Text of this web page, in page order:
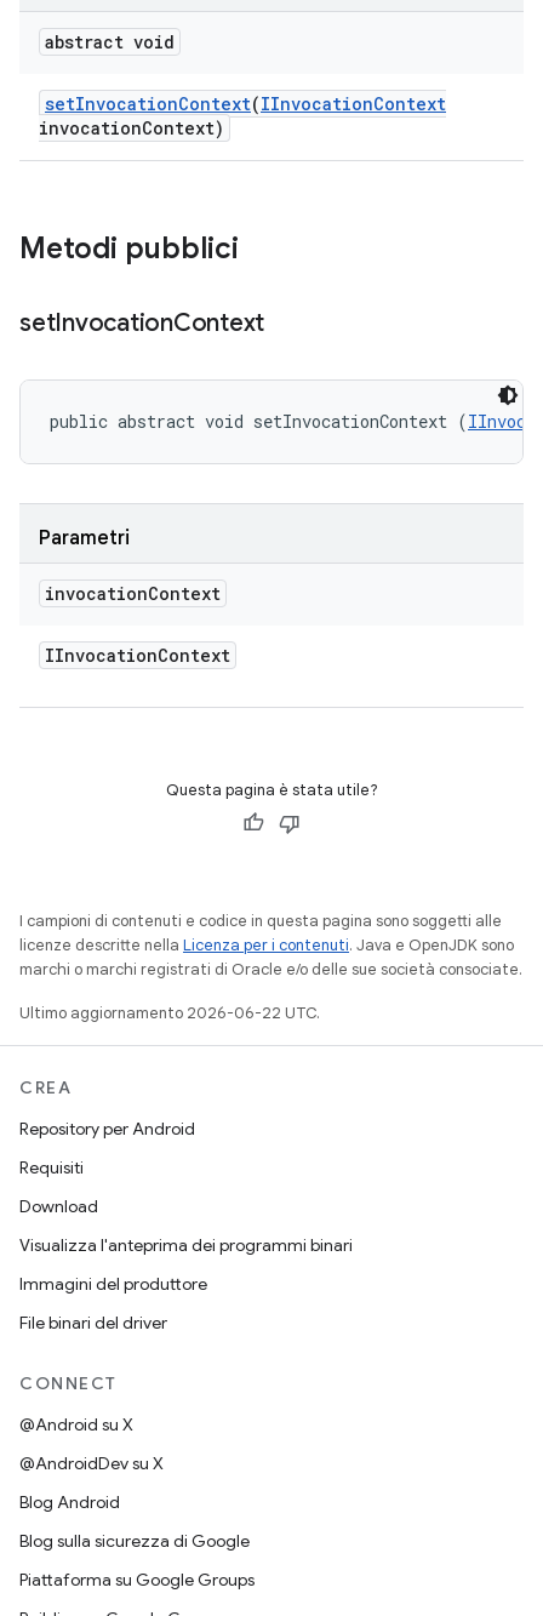
abstract void
setInvocationContext(IInvocationContext
invocationContext)
Metodi pubblici
setInvocationContext
public abstract void setInvocationContext (
Parametri
invocationContext
IInvocationContext
Questa pagina è stata utile?
I campioni di contenuti e codice in questa pagina sono soggetti alle
licenze descritte nella Licenza per i contenuti. Java e OpenJDK sono
marchi o marchi registrati di Oracle e/o delle sue società consociate.
Ultimo aggiornamento 2026-06-22 UTC.
CREA
Repository per Android
Requisiti
Download
Visualizza l'anteprima dei programmi binari
Immagini del produttore
File binari del driver
CONNECT
@Android su X
@AndroidDev su X
Blog Android
Blog sulla sicurezza di Google
Piattaforma su Google Groups